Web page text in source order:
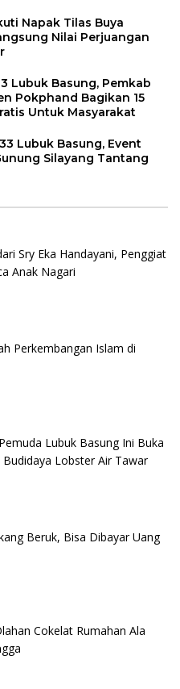
Napak Tilas Buya
Nilai Perjuangan
Lubuk Basung, Pemkab
Pokphand Bagikan 15
Untuk Masyarakat
Lubuk Basung, Event
Silayang Tantang
Sry Eka Handayani, Penggiat
Anak Nagari
Perkembangan Islam di
Lubuk Basung Ini Buka
Lobster Air Tawar
Beruk, Bisa Dibayar Uang
Cokelat Rumahan Ala